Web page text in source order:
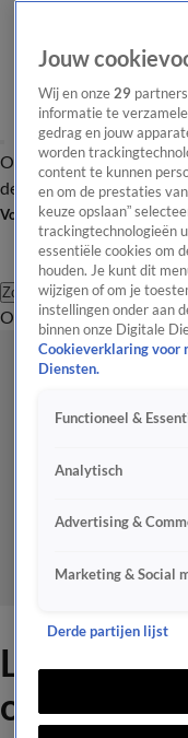
OverzichtAfleveringen
de redactieNieuwsbrief
Volg Shownieuws
Zoeken
OverzichtEntertainment
Lies
op
Jouw
Wij en onze 29
informatie te
gedrag en jouw
worden
content te kunnen
en om de prestaties
keuze opslaan”
trackingtechnologieën
essentiële cookies om
houden. Je kunt dit
wijzigen of om je
instellingen onder aan
binnen onze Digitale
Cookieverklaring voor
Diensten.
Functioneel &
Analytisch
Advertising &
Marketing & Social
Derde partijen lijst